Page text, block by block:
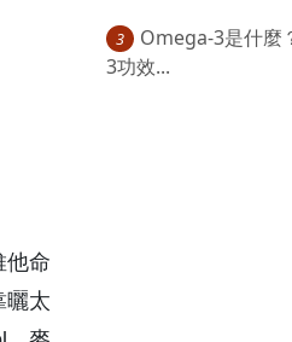
他命
曬太
3
Omega-3是什麼
3功效...